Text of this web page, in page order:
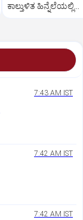
ಕಾಲ್ತುಳಿತ ಹಿನ್ನೆಲೆಯಲ್ಲಿ
7:43 AM IST
7:42 AM IST
7:42 AM IST